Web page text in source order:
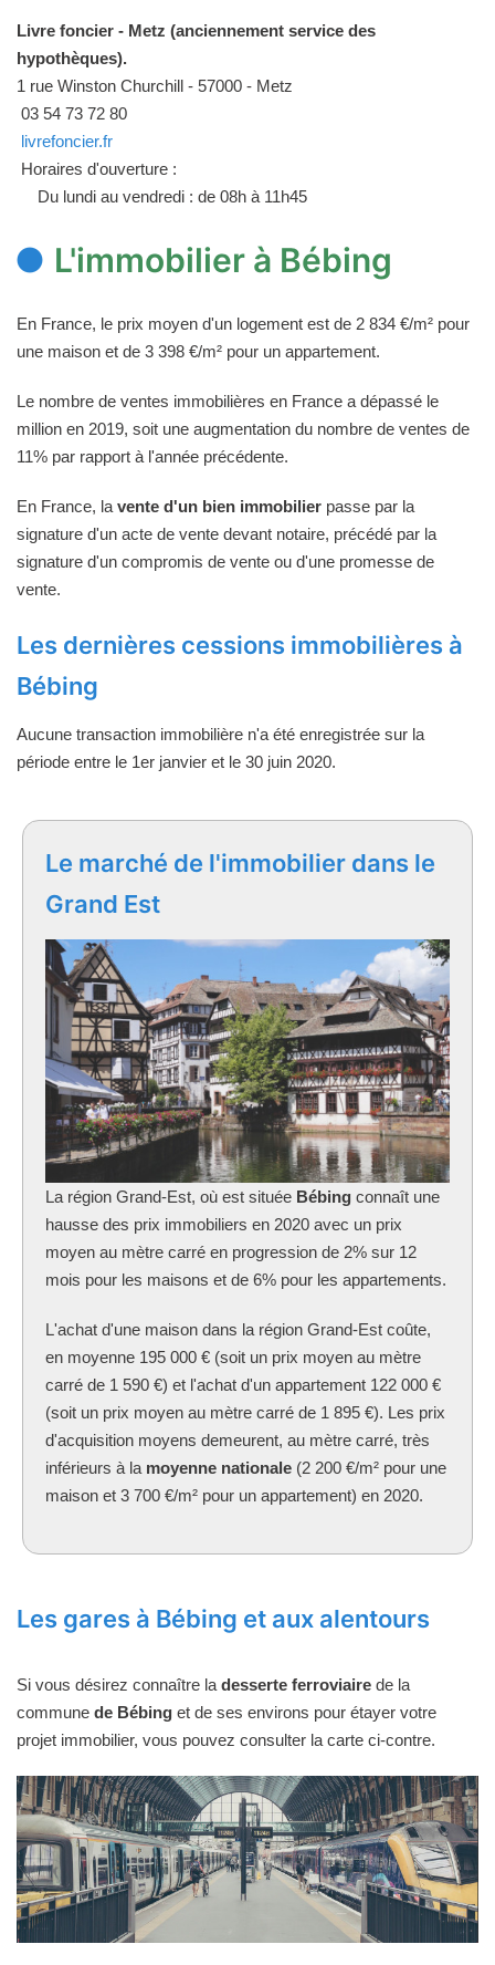
Livre foncier - Metz (anciennement service des
hypothèques).
1 rue Winston Churchill - 57000 - Metz
03 54 73 72 80
livrefoncier.fr
Horaires d'ouverture :
Du lundi au vendredi : de 08h à 11h45
L'immobilier à Bébing
En France, le prix moyen d'un logement est de 2 834 €/m² pour
une maison et de 3 398 €/m² pour un appartement.
Le nombre de ventes immobilières en France a dépassé le
million en 2019, soit une augmentation du nombre de ventes de
11% par rapport à l'année précédente.
En France, la vente d'un bien immobilier passe par la
signature d'un acte de vente devant notaire, précédé par la
signature d'un compromis de vente ou d'une promesse de
vente.
Les dernières cessions immobilières à
Bébing
Aucune transaction immobilière n'a été enregistrée sur la
période entre le 1er janvier et le 30 juin 2020.
Le marché de l'immobilier dans le
Grand Est
La région Grand-Est, où est située Bébing connaît une
hausse des prix immobiliers en 2020 avec un prix
moyen au mètre carré en progression de 2% sur 12
mois pour les maisons et de 6% pour les appartements.
L'achat d'une maison dans la région Grand-Est coûte,
en moyenne 195 000 € (soit un prix moyen au mètre
carré de 1 590 €) et l'achat d'un appartement 122 000 €
(soit un prix moyen au mètre carré de 1 895 €). Les prix
d'acquisition moyens demeurent, au mètre carré, très
inférieurs à la moyenne nationale (2 200 €/m² pour une
maison et 3 700 €/m² pour un appartement) en 2020.
Les gares à Bébing et aux alentours
Si vous désirez connaître la desserte ferroviaire de la
commune de Bébing et de ses environs pour étayer votre
projet immobilier, vous pouvez consulter la carte ci-contre.